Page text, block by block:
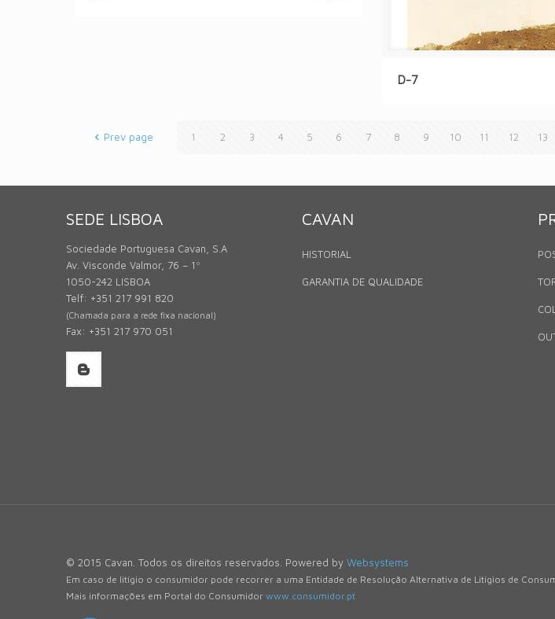
D-7
Prev page 1 2 3 4 5 6 7 8 9 10 11 12 13
SEDE LISBOA
Sociedade Portuguesa Cavan, S.A
Av. Visconde Valmor, 76 – 1º
1050-242 LISBOA
Telf: +351 217 991 820
(Chamada para a rede fixa nacional)
Fax: +351 217 970 051
CAVAN
HISTORIAL
GARANTIA DE QUALIDADE
© 2015 Cavan. Todos os direitos reservados. Powered by Websystems
Em caso de litígio o consumidor pode recorrer a uma Entidade de Resolução Alternativa de Litígios de
Mais informações em Portal do Consumidor www.consumidor.pt